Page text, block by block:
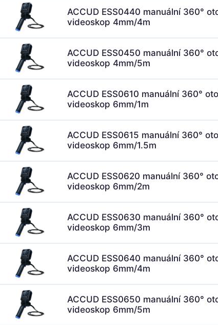
ACCUD ESS0440 manuální 360°
videoskop 4mm/4m
ACCUD ESS0450 manuální 360°
videoskop 4mm/5m
ACCUD ESS0610 manuální 360°
videoskop 6mm/1m
ACCUD ESS0615 manuální 360°
videoskop 6mm/1.5m
ACCUD ESS0620 manuální 360°
videoskop 6mm/2m
ACCUD ESS0630 manuální 360°
videoskop 6mm/3m
ACCUD ESS0640 manuální 360°
videoskop 6mm/4m
ACCUD ESS0650 manuální 360°
videoskop 6mm/5m